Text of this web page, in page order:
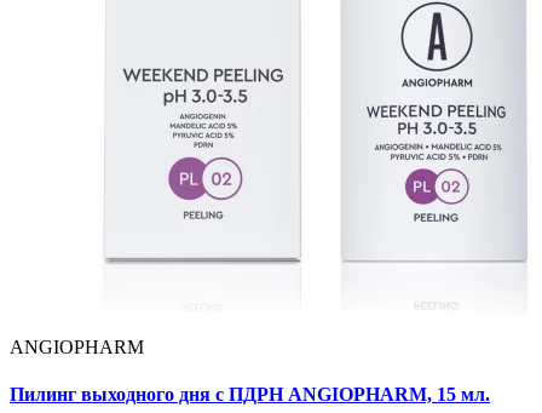
ANGIOPHARM
Пилинг выходного дня c ПДРН ANGIOPHARM, 15 мл.